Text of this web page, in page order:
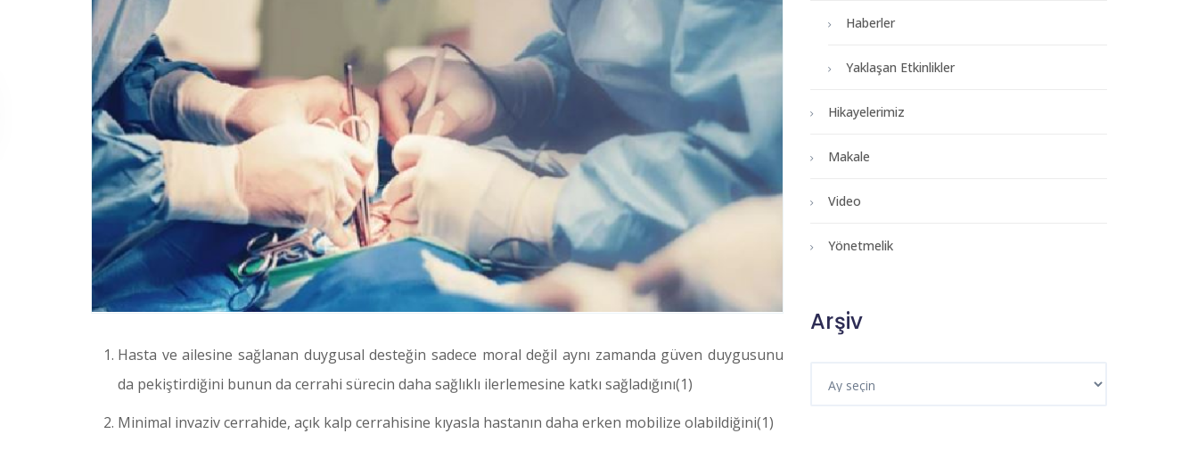
Hasta ve ailesine sağlanan duygusal desteğin sadece moral değil aynı zamanda güven duygusunu
da pekiştirdiğini bunun da cerrahi sürecin daha sağlıklı ilerlemesine katkı sağladığını(1)
Minimal invaziv cerrahide, açık kalp cerrahisine kıyasla hastanın daha erken mobilize olabildiğini(1)
Haberler
Yaklaşan Etkinlikler
Hikayelerimiz
Makale
Video
Yönetmelik
Arşiv